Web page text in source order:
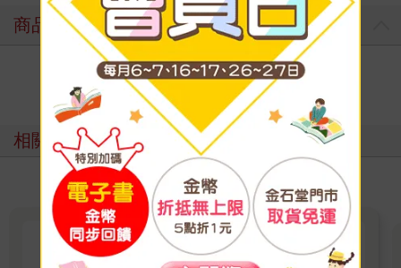
商品評價
寫評價
相關主題
花開書趣：春日英語分齡閱讀冒